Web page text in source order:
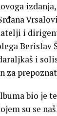
i
Berislav
i
za
bio je
su se